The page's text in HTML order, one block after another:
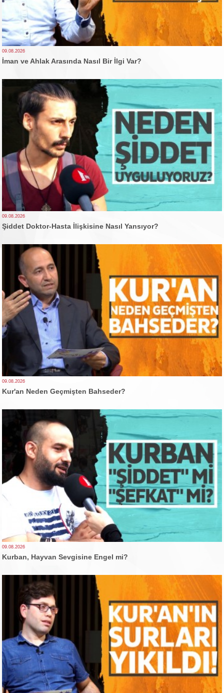
09.08.2026
İman ve Ahlak Arasında Nasıl Bir İlgi Var?
09.08.2026
Şiddet Doktor-Hasta İlişkisine Nasıl Yansıyor?
09.08.2026
Kur'an Neden Geçmişten Bahseder?
09.08.2026
Kurban, Hayvan Sevgisine Engel mi?